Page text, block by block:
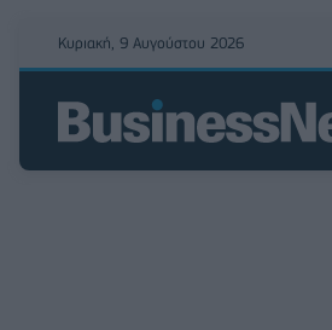
Κυριακή, 9 Αυγούστου 2026